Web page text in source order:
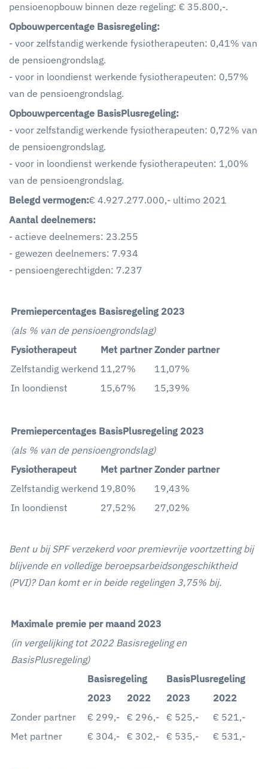
pensioenopbouw binnen deze regeling: € 35.800,-.
Opbouwpercentage Basisregeling:
- voor zelfstandig werkende fysiotherapeuten: 0,41% van
de pensioengrondslag.
- voor in loondienst werkende fysiotherapeuten: 0,57%
van de pensioengrondslag.
Opbouwpercentage BasisPlusregeling:
- voor zelfstandig werkende fysiotherapeuten: 0,72% van
de pensioengrondslag.
- voor in loondienst werkende fysiotherapeuten: 1,00%
van de pensioengrondslag.
Belegd vermogen:€ 4.927.277.000,- ultimo 2021
Aantal deelnemers:
- actieve deelnemers: 23.255
- gewezen deelnemers: 7.934
- pensioengerechtigden: 7.237
Premiepercentages Basisregeling 2023
(als % van de pensioengrondslag)
Fysiotherapeut
Met partner Zonder partner
Zelfstandig werkend 11,27%
11,07%
In loondienst
15,67% 15,39%
Premiepercentages BasisPlusregeling 2023
(als % van de pensioengrondslag)
Fysiotherapeut
Met partner Zonder partner
Zelfstandig werkend 19,80%
19,43%
In loondienst
27,52% 27,02%
Bent u bij SPF verzekerd voor premievrije voortzetting bij
blijvende en volledige beroepsarbeidsongeschiktheid
(PVI)? Dan komt er in beide regelingen 3,75% bij.
Maximale premie per maand 2023
(in vergelijking tot 2022 Basisregeling en
BasisPlusregeling)
Basisregeling
BasisPlusregeling
2023
2022 2023
2022
Zonder partner
€ 299,- € 296,- € 525,-
€ 521,-
Met partner
€ 304,- € 302,- € 535,- € 531,-